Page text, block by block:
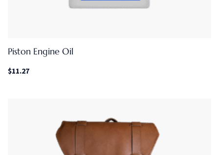
Piston Engine Oil
$11.27